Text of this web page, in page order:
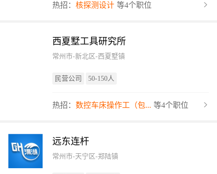
热招： 核探测设计 等4个职位
西夏墅工具研究所
常州市-新北区-西夏墅镇
民营公司 50-150人
热招： 数控车床操作工（包... 等4个职位
远东连杆
常州市-天宁区-郑陆镇